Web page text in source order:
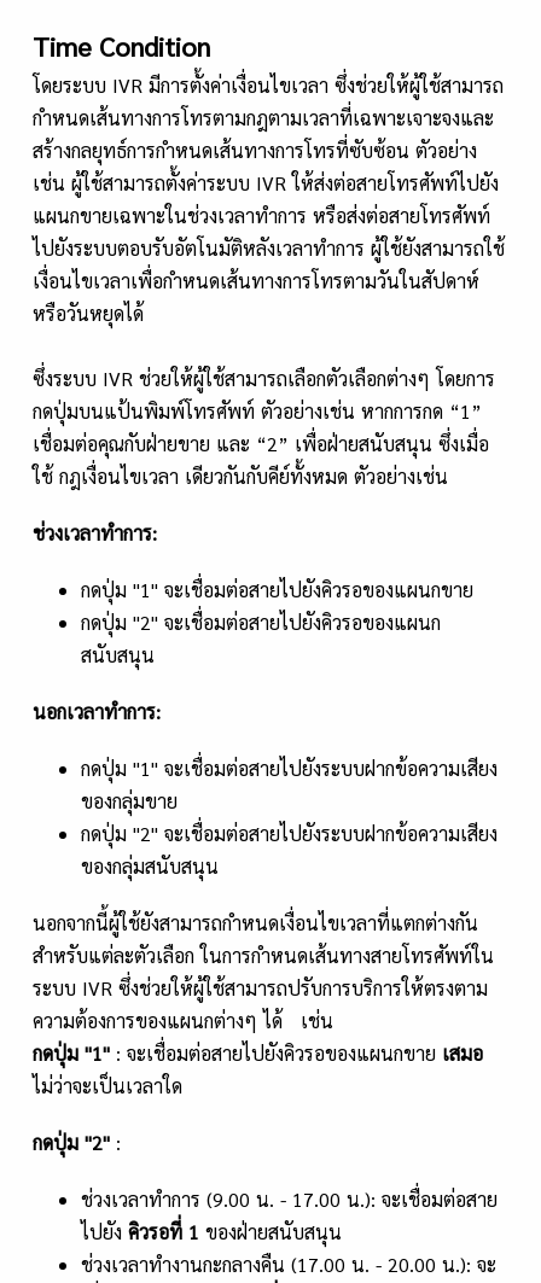
Time Condition
โดยระบบ IVR มีการตั้งค่าเงื่อนไขเวลา ซึ่งช่วยให้ผู้ใช้สามารถ
กำหนดเส้นทางการโทรตามกฎตามเวลาที่เฉพาะเจาะจงและ
สร้างกลยุทธ์การกำหนดเส้นทางการโทรที่ซับซ้อน ตัวอย่าง
เช่น ผู้ใช้สามารถตั้งค่าระบบ IVR ให้ส่งต่อสายโทรศัพท์ไปยัง
แผนกขายเฉพาะในช่วงเวลาทำการ หรือส่งต่อสายโทรศัพท์
ไปยังระบบตอบรับอัตโนมัติหลังเวลาทำการ ผู้ใช้ยังสามารถใช้
เงื่อนไขเวลาเพื่อกำหนดเส้นทางการโทรตามวันในสัปดาห์
หรือวันหยุดได้
ซึ่งระบบ IVR ช่วยให้ผู้ใช้สามารถเลือกตัวเลือกต่างๆ โดยการ
กดปุ่มบนแป้นพิมพ์โทรศัพท์ ตัวอย่างเช่น หากการกด “1”
เชื่อมต่อคุณกับฝ่ายขาย และ “2” เพื่อฝ่ายสนับสนุน ซึ่งเมื่อ
ใช้ กฎเงื่อนไขเวลา เดียวกันกับคีย์ทั้งหมด ตัวอย่างเช่น
ช่วงเวลาทำการ:
กดปุ่ม "1" จะเชื่อมต่อสายไปยังคิวรอของแผนกขาย
กดปุ่ม "2" จะเชื่อมต่อสายไปยังคิวรอของแผนก
สนับสนุน
นอกเวลาทำการ:
กดปุ่ม "1" จะเชื่อมต่อสายไปยังระบบฝากข้อความเสียง
ของกลุ่มขาย
กดปุ่ม "2" จะเชื่อมต่อสายไปยังระบบฝากข้อความเสียง
ของกลุ่มสนับสนุน
นอกจากนี้ผู้ใช้ยังสามารถกำหนดเงื่อนไขเวลาที่แตกต่างกัน
สำหรับแต่ละตัวเลือก ในการกำหนดเส้นทางสายโทรศัพท์ใน
ระบบ IVR ซึ่งช่วยให้ผู้ใช้สามารถปรับการบริการให้ตรงตาม
ความต้องการของแผนกต่างๆ ได้ เช่น
กดปุ่ม "1" : จะเชื่อมต่อสายไปยังคิวรอของแผนกขาย เสมอ
ไม่ว่าจะเป็นเวลาใด
กดปุ่ม "2" :
ช่วงเวลาทำการ (9.00 น. - 17.00 น.): จะเชื่อมต่อสาย
ไปยัง คิวรอที่ 1 ของฝ่ายสนับสนุน
ช่วงเวลาทำงานกะกลางคืน (17.00 น. - 20.00 น.): จะ